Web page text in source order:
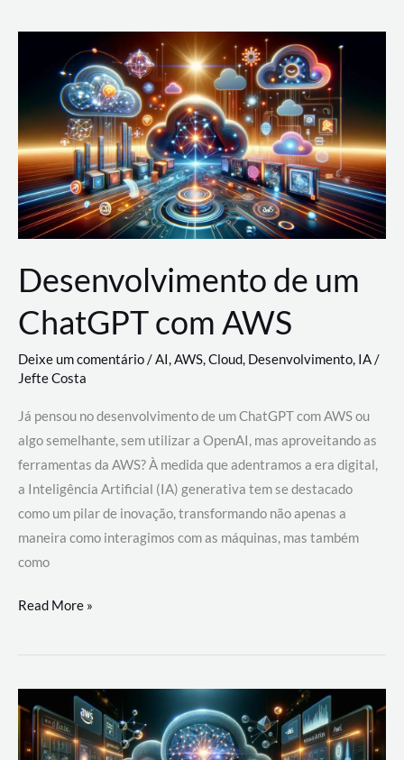
Nuvem:
Google
Cloud,
AWS
e
Azure
Desenvolvimento de um
ChatGPT com AWS
Deixe um comentário/AI,AWS,Cloud, Desenvolvimento, IA/
Jefte Costa
Já pensou no desenvolvimento de um ChatGPT com AWS ou
algo semelhante, sem utilizar a OpenAI, mas aproveitando as
ferramentas da AWS? À medida que adentramos a era digital,
a Inteligência Artificial (IA) generativa tem se destacado
como um pilar de inovação, transformando não apenas a
maneira como interagimos com as máquinas, mas também
como
Desenvolvimento
um
com
AWS
Read More »